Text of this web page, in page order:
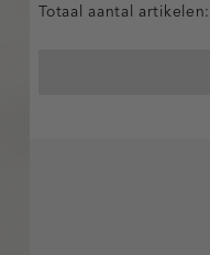
Totaal aantal artikelen: